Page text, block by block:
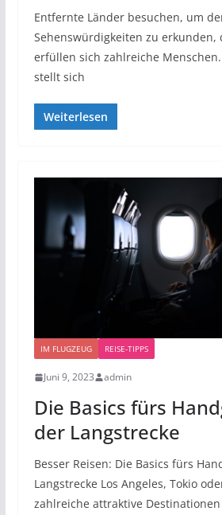
Entfernte Länder besuchen, um
Sehenswürdigkeiten zu erkunden,
erfüllen sich zahlreiche
stellt sich
Weiterlesen
IM FLUGZEUG REISE-TIPPS
Juni 9, 2023 admin
Die Basics fürs
der Langstrecke
Besser Reisen: Die Basics fürs
Langstrecke Los Angeles, Tokio
zahlreiche attraktive